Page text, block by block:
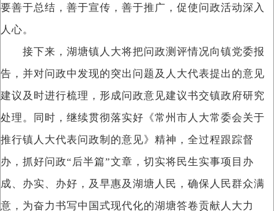
要善于总结，善于宣传，善于推广，促使问政活动深入
人心。
接下来，湖塘镇人大将把问政测评情况向镇党委报
告，并对问政中发现的突出问题及人大代表提出的意见
建议及时进行梳理，形成问政意见建议书交镇政府研究
处理。同时，继续贯彻落实好《常州市人大常委会关于
推行镇人大代表问政制的意见》精神，全过程跟踪督
办，抓好问政“后半篇”文章，切实将民生实事项目办
成、办实、办好，及早惠及湖塘人民，确保人民群众满
意，为奋力书写中国式现代化的湖塘答卷贡献人大力